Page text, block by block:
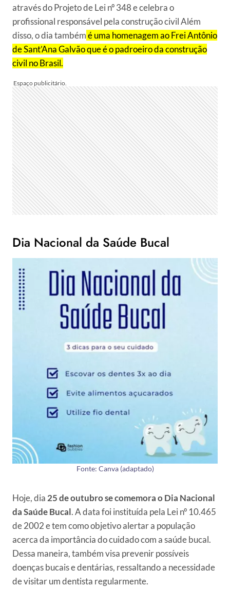
através do Projeto de Lei nº 348 e celebra o
profissional responsável pela construção civil Além
disso, o dia tambémé uma homenagem ao Frei Antônio
de Sant’Ana Galvão que é o padroeiro da construção
civil no Brasil.
Dia Nacional da Saúde Bucal
Fonte: Canva (adaptado)
Hoje, dia25 de outubro se comemora o Dia Nacional
da Saúde Bucal. A data foi instituída pela Lei nº 10.465
de 2002 e tem como objetivo alertar a população
acerca da importância do cuidado com a saúde bucal.
Dessa maneira, também visa prevenir possíveis
doenças bucais e dentárias, ressaltando a necessidade
de visitar um dentista regularmente.